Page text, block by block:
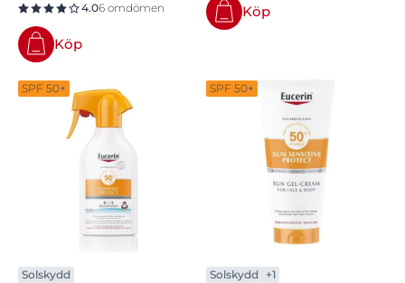
4.06 omdömen
Köp
Köp
SPF 50+
Solskydd
SPF 50+
Solskydd +1